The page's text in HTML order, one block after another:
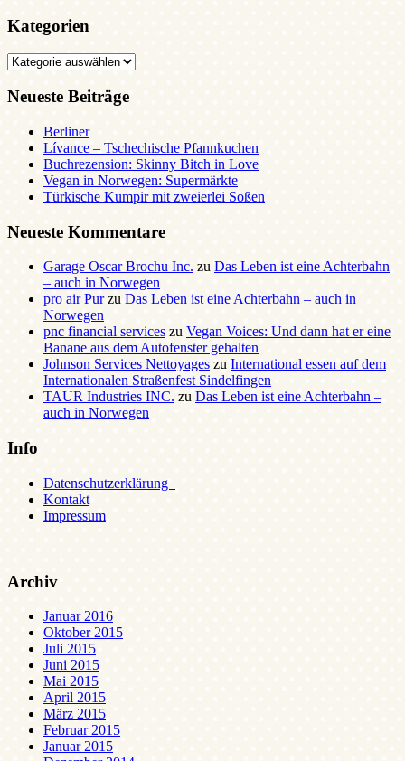
Kategorien
Kategorien
Neueste Beiträge
Berliner
Lívance – Tschechische Pfannkuchen
Buchrezension: Skinny Bitch in Love
Vegan in Norwegen: Supermärkte
Türkische Kumpir mit zweierlei Soßen
Neueste Kommentare
Garage Oscar Brochu Inc. zu Das Leben ist eine Achterbahn
– auch in Norwegen
pro air Purzu Das Leben ist eine Achterbahn – auch in
Norwegen
pnc financial services zu Vegan Voices: Und dann hat er eine
Banane aus dem Autofenster gehalten
Johnson Services Nettoyages zu International essen auf dem
Internationalen Straßenfest Sindelfingen
TAUR Industries INC. zu Das Leben ist eine Achterbahn –
auch in Norwegen
Info
Datenschutzerklärung
Kontakt
Impressum
Archiv
Januar 2016
Oktober 2015
Juli 2015
Juni 2015
Mai 2015
April 2015
März 2015
Februar 2015
Januar 2015